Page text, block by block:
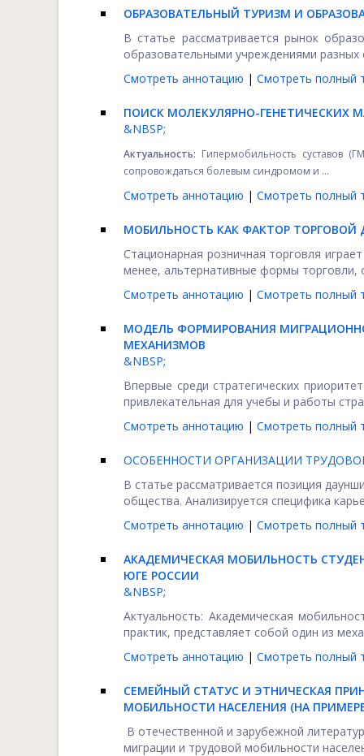
ОБРАЗОВАТЕЛЬНЫЙ ТУРИЗМ И
В статье рассматривается рынок
образовательными учреждениями разных
Смотреть аннотацию | Смотреть полный
ПОИСК МОЛЕКУЛЯРНО-ГЕНЕТИЧЕСКИХ
&NBSP;
Актуальность: Гипермобильность суставов
сопровождаться болевым синдромом и ...
Смотреть аннотацию | Смотреть полный
МОБИЛЬНОСТЬ КАК ФАКТОР
Стационарная розничная торговля
менее, альтернативные формы торговли,
Смотреть аннотацию | Смотреть полный
МОДЕЛЬ ФОРМИРОВАНИЯ
МЕХАНИЗМОВ
&NBSP;
Впервые среди стратегических
привлекательная для учебы и работы
Смотреть аннотацию | Смотреть полный
ОСОБЕННОСТИ ОРГАНИЗАЦИИ
В статье рассматривается позиция
общества. Анализируется специфика
Смотреть аннотацию | Смотреть полный
АКАДЕМИЧЕСКАЯ МОБИЛЬНОСТЬ
ЮГЕ РОССИИ
&NBSP;
Актуальность: Академическая
практик, представляет собой один из
Смотреть аннотацию | Смотреть полный
СЕМЕЙНЫЙ СТАТУС И ЭТНИЧЕСКАЯ
МОБИЛЬНОСТИ НАСЕЛЕНИЯ (НА
В отечественной и зарубежной
миграции и трудовой мобильности